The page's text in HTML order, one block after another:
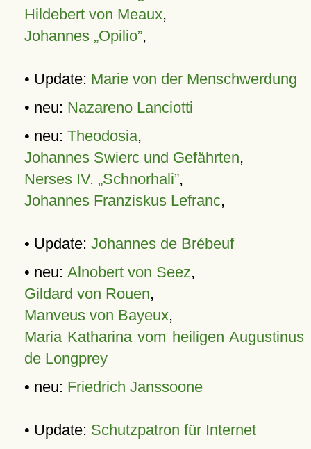
Hildebert von Meaux,
Johannes „Opilio”,
• Update: Marie von der Menschwerdung
• neu: Nazareno Lanciotti
• neu: Theodosia,
Johannes Swierc und Gefährten,
Nerses IV. „Schnorhali”,
Johannes Franziskus Lefranc,
• Update: Johannes de Brébeuf
• neu: Alnobert von Seez,
Gildard von Rouen,
Manveus von Bayeux,
Maria Katharina vom heiligen Augustinus
de Longprey
• neu: Friedrich Janssoone
• Update: Schutzpatron für Internet